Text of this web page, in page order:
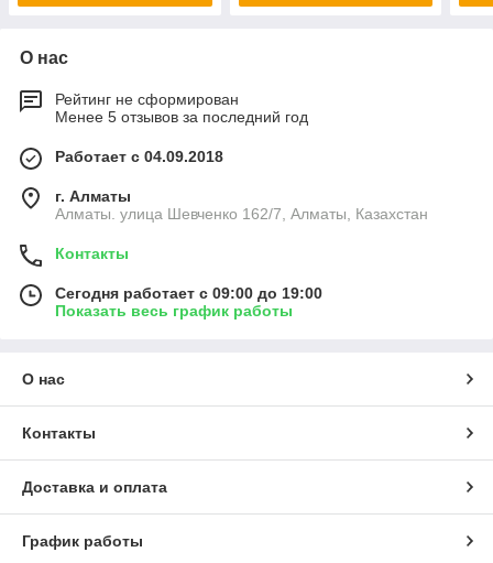
О нас
Рейтинг не сформирован
Менее 5 отзывов за последний год
Работает с 04.09.2018
г. Алматы
Алматы. улица Шевченко 162/7, Алматы, Казахстан
Контакты
Сегодня работает с 09:00 до 19:00
Показать весь график работы
О нас
Контакты
Доставка и оплата
График работы